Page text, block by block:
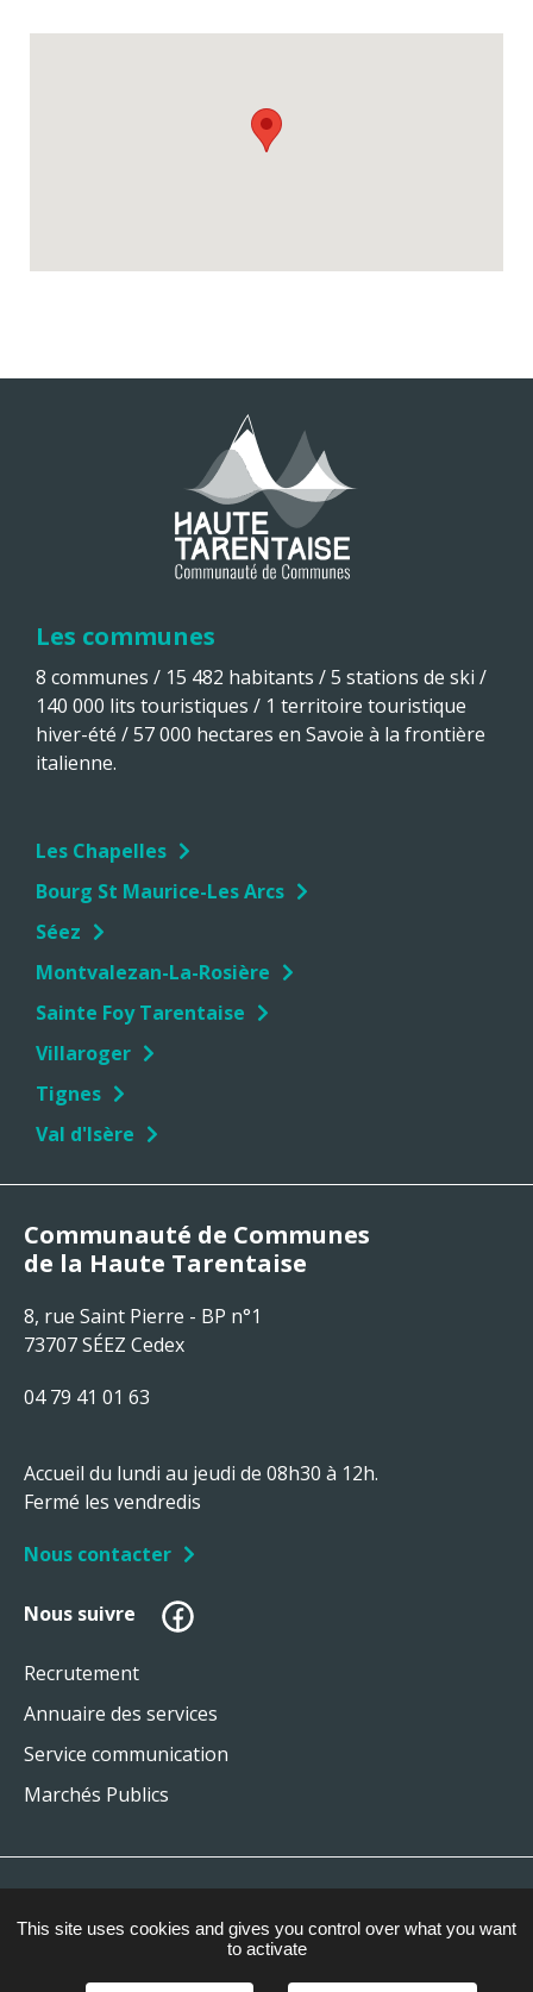
Les communes
8 communes / 15 482 habitants / 5 stations de ski /
140 000 lits touristiques / 1 territoire touristique
hiver-été / 57 000 hectares en Savoie à la frontière
italienne.
Les Chapelles
Bourg St Maurice-Les Arcs
Séez
Montvalezan-La-Rosière
Sainte Foy Tarentaise
Villaroger
Tignes
Val d'Isère
Communauté de Communes
de la Haute Tarentaise
8, rue Saint Pierre - BP n°1
73707 SÉEZ Cedex
04 79 41 01 63
Accueil du lundi au jeudi de 08h30 à 12h.
Fermé les vendredis
Nous contacter
Nous suivre
Recrutement
Annuaire des services
Service communication
Marchés Publics
Mentions légales
Gestion des cookies
This site uses cookies and gives you control over what you want
to activate